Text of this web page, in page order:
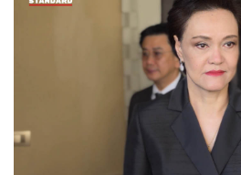
นอกจากนี้ ยังเพิ่มความร่วมมือในป
สิ่งแวดล้อม การพัฒนาวิสาหกิจขนา
รายย่อย (MSMEs) การรักษาความต่
อุปทาน และการเข้าถึงสินค้าจำเป็น
นอกจากนี้ การเข้าเป็นสมาชิกความ
ประมงภายใต้ WTO ซึ่งมีสาระสำ